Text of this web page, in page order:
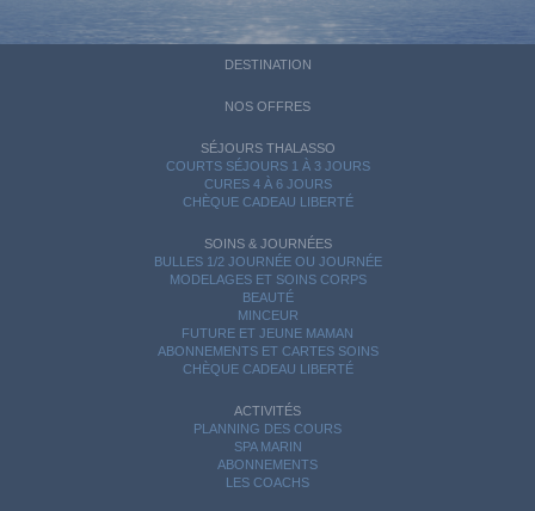
DESTINATION
NOS OFFRES
SÉJOURS THALASSO
COURTS SÉJOURS 1 À 3 JOURS
CURES 4 À 6 JOURS
CHÈQUE CADEAU LIBERTÉ
SOINS & JOURNÉES
BULLES 1/2 JOURNÉE OU JOURNÉE
MODELAGES ET SOINS CORPS
BEAUTÉ
MINCEUR
FUTURE ET JEUNE MAMAN
ABONNEMENTS ET CARTES SOINS
CHÈQUE CADEAU LIBERTÉ
ACTIVITÉS
PLANNING DES COURS
SPA MARIN
ABONNEMENTS
LES COACHS